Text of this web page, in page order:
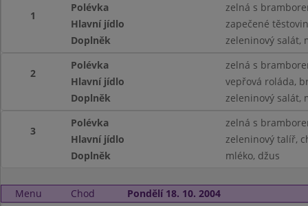
1
Polévka
zelná s
Hlavní jídlo
zapečené
Doplněk
zeleninový salát,
2
Polévka
zelná s
Hlavní jídlo
vepřová roláda,
Doplněk
zeleninový salát,
3
Polévka
zelná s
Hlavní jídlo
zeleninový talíř,
Doplněk
mléko, džus
Menu Chod Pondělí 18. 10. 2004